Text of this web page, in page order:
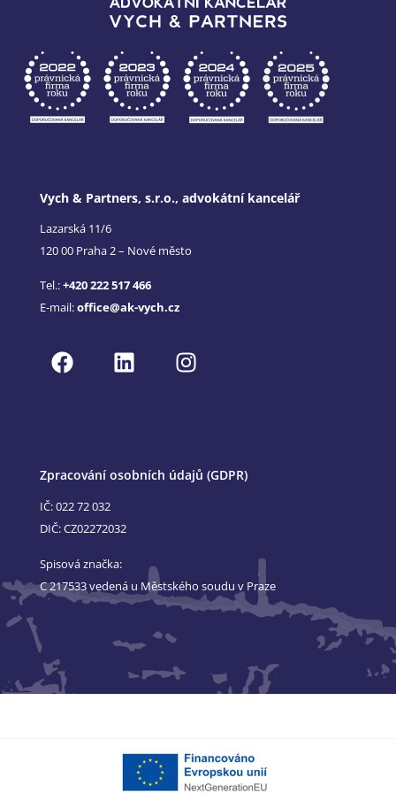
Vych & Partners, s.r.o., advokátní kancelář
Lazarská 11/6
120 00 Praha 2 – Nové město
Tel.:+420 222 517 466
E-mail:office@ak-vych.cz
Zpracování osobních údajů (GDPR)
IČ: 022 72 032
DIČ: CZ02272032
Spisová značka:
C 217533 vedená u Městského soudu v Praze